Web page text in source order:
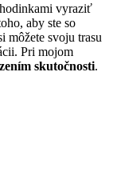
vyraziť
aby ste so
môžete svoju trasu
Pri mojom
skutočnosti.